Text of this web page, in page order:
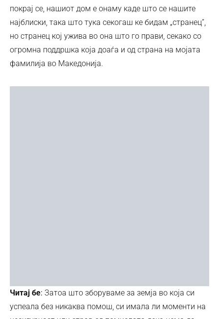
покрај се, нашиот дом е онаму каде што се нашите
најблиски, така што тука секогаш ке бидам „странец”,
но странец кој ужива во она што го прави, секако со
огромна поддршка која доаѓа и од страна на мојата
фамилија во Македонија.
Читај бе: Затоа што зборуваме за земја во која си
успеала без никаква помош, си имала ли моменти на